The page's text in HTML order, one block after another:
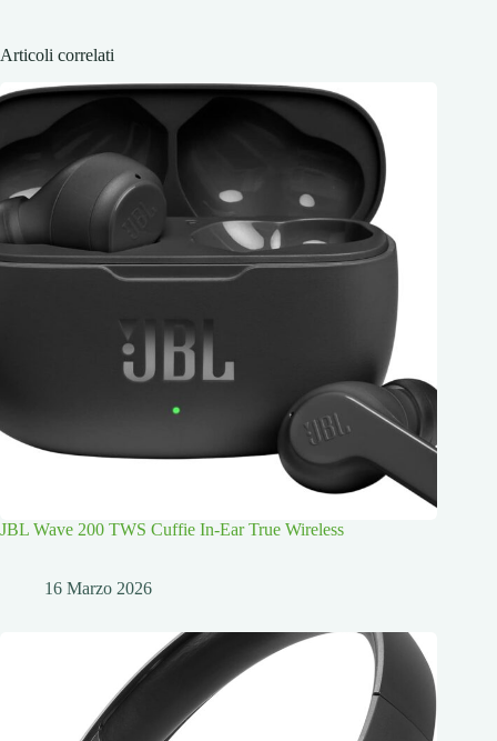
Articoli correlati
JBL Wave 200 TWS Cuffie In-Ear True Wireless
16 Marzo 2026